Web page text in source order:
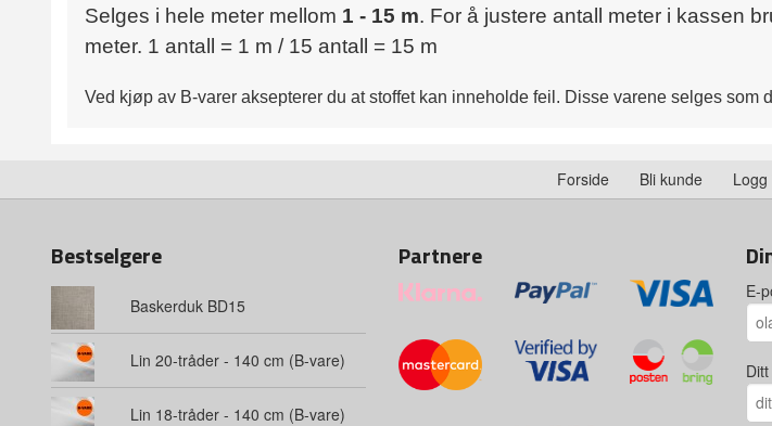
Selges i hele meter mellom 1 - 15 m. For å justere antall meter i kassen
meter. 1 antall = 1 m / 15 antall = 15 m
Ved kjøp av B‑varer aksepterer du at stoffet kan inneholde feil. Disse varene selges som
Forside Bli kunde Logg
Bestselgere
Baskerduk BD15
Lin 20-tråder - 140 cm (B-vare)
Lin 18-tråder - 140 cm (B-vare)
Partnere
E-